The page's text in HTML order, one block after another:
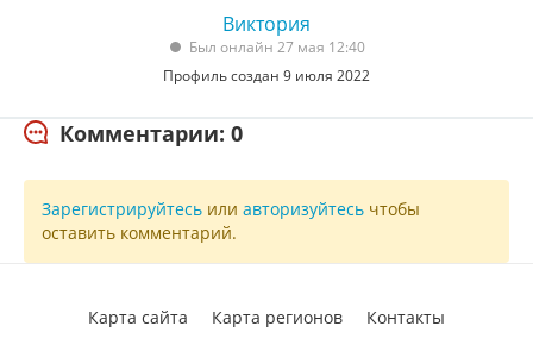
Виктория
Был онлайн 27 мая 12:40
Профиль создан 9 июля 2022
Комментарии: 0
Зарегистрируйтесь или авторизуйтесь чтобы
оставить комментарий.
Карта сайта Карта регионов Контакты